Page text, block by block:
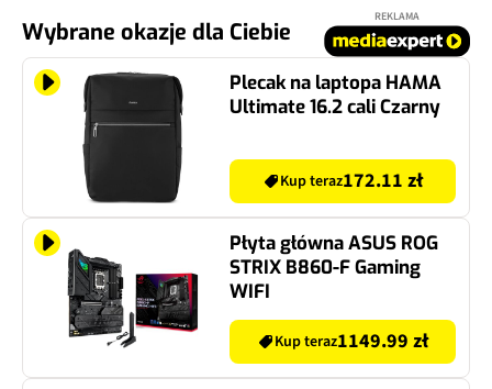
Wybrane okazje dla Ciebie
REKLAMA
Plecak na laptopa HAMA
Ultimate 16.2 cali Czarny
Kup teraz172.11 zł
Płyta główna ASUS ROG
STRIX B860-F Gaming
WIFI
Kup teraz1149.99 zł